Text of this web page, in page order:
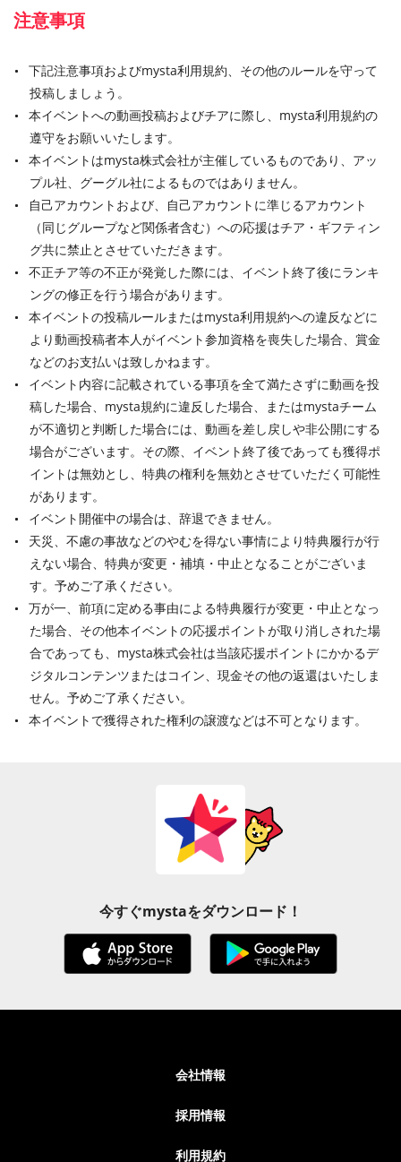
注意事項
下記注意事項およびmysta利用規約、その他のルールを守って
投稿しましょう。
本イベントへの動画投稿およびチアに際し、mysta利用規約の
遵守をお願いいたします。
本イベントはmysta株式会社が主催しているものであり、アッ
プル社、グーグル社によるものではありません。
自己アカウントおよび、自己アカウントに準じるアカウント
（同じグループなど関係者含む）への応援はチア・ギフティン
グ共に禁止とさせていただきます。
不正チア等の不正が発覚した際には、イベント終了後にランキ
ングの修正を行う場合があります。
本イベントの投稿ルールまたはmysta利用規約への違反などに
より動画投稿者本人がイベント参加資格を喪失した場合、賞金
などのお支払いは致しかねます。
イベント内容に記載されている事項を全て満たさずに動画を投
稿した場合、mysta規約に違反した場合、またはmystaチーム
が不適切と判断した場合には、動画を差し戻しや非公開にする
場合がございます。その際、イベント終了後であっても獲得ポ
イントは無効とし、特典の権利を無効とさせていただく可能性
があります。
イベント開催中の場合は、辞退できません。
天災、不慮の事故などのやむを得ない事情により特典履行が行
えない場合、特典が変更・補填・中止となることがございま
す。予めご了承ください。
万が一、前項に定める事由による特典履行が変更・中止となっ
た場合、その他本イベントの応援ポイントが取り消しされた場
合であっても、mysta株式会社は当該応援ポイントにかかるデ
ジタルコンテンツまたはコイン、現金その他の返還はいたしま
せん。予めご了承ください。
本イベントで獲得された権利の譲渡などは不可となります。
今すぐmystaをダウンロード！
会社情報
採用情報
利用規約